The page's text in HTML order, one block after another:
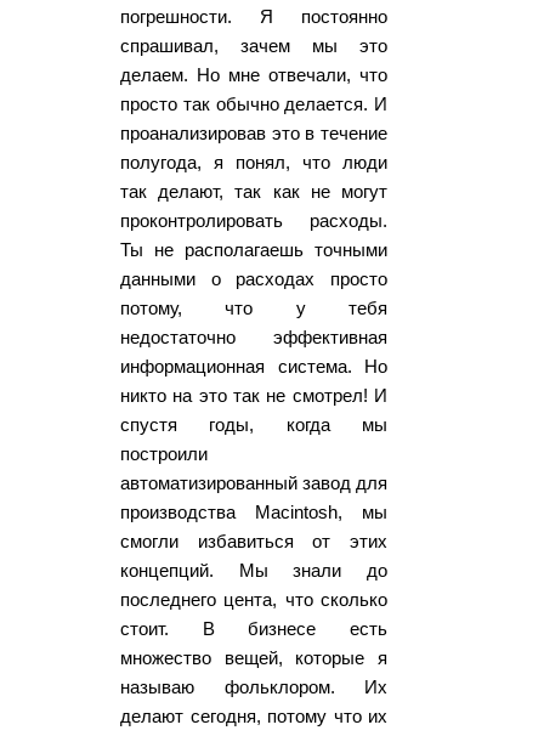
погрешности. Я постоянно
спрашивал, зачем мы это
делаем. Но мне отвечали, что
просто так обычно делается. И
проанализировав это в течение
полугода, я понял, что люди
так делают, так как не могут
проконтролировать расходы.
Ты не располагаешь точными
данными о расходах просто
потому, что у тебя
недостаточно эффективная
информационная система. Но
никто на это так не смотрел! И
спустя годы, когда мы
построили
автоматизированный завод для
производства Macintosh, мы
смогли избавиться от этих
концепций. Мы знали до
последнего цента, что сколько
стоит. В бизнесе есть
множество вещей, которые я
называю фольклором. Их
делают сегодня, потому что их